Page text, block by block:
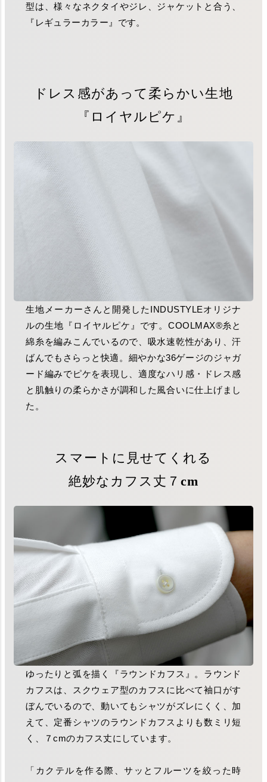
型は、様々なネクタイやジレ、ジャケットと合う、
『レギュラーカラー』です。
ドレス感があって柔らかい生地
『ロイヤルピケ』
生地メーカーさんと開発したINDUSTYLEオリジナ
ルの生地『ロイヤルピケ』です。COOLMAX®糸と
綿糸を編みこんでいるので、吸水速乾性があり、汗
ばんでもさらっと快適。細やかな36ゲージのジャガ
ード編みでピケを表現し、適度なハリ感・ドレス感
と肌触りの柔らかさが調和した風合いに仕上げまし
た。
スマートに見せてくれる
絶妙なカフス丈７cm
ゆったりと弧を描く『ラウンドカフス』。ラウンド
カフスは、スクウェア型のカフスに比べて袖口がす
ぼんでいるので、動いてもシャツがズレにくく、加
えて、定番シャツのラウンドカフスよりも数ミリ短
く、７cmのカフス丈にしています。
「カクテルを作る際、サッとフルーツを絞った時